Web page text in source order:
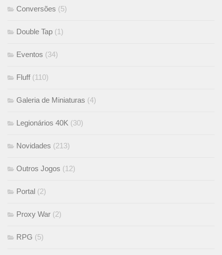
Conversões (5)
Double Tap (1)
Eventos (34)
Fluff (110)
Galeria de Miniaturas (4)
Legionários 40K (30)
Novidades (213)
Outros Jogos (12)
Portal (2)
Proxy War (2)
RPG (5)